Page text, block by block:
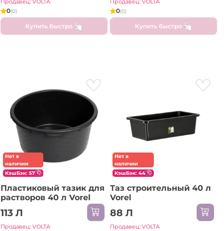
Продавец: VOLTA
0(0)
Купить быстро
Продавец: VOLTA
0(0)
Купить быстро
Нет в
наличии
КэшБэк: 57
Пластиковый тазик для
растворов 40 л Vorel
113 Л
Продавец: VOLTA
Нет в
наличии
КэшБэк: 44
Таз строительный 40 л
Vorel
88 Л
Продавец: VOLTA